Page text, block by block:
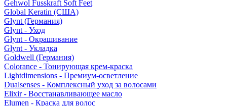
Gehwol Fusskraft Soft Feet
Global Keratin (США)
Glynt (Германия)
Glynt - Уход
Glynt - Окрашивание
Glynt - Укладка
Goldwell (Германия)
Colorance - Тонирующая крем-краска
Lightdimensions - Премиум-осветление
Dualsenses - Комплексный уход за волосами
Elixir - Восстанавливающее масло
Elumen - Краска для волос